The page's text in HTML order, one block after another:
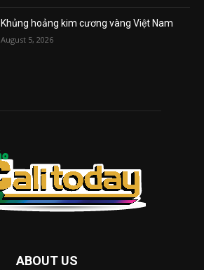
Khủng hoảng kim cương vàng Việt Nam
August 5, 2026
ABOUT US